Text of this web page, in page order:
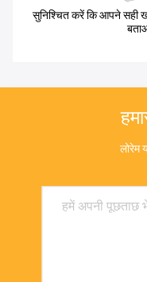
सुनिश्चित करें कि आपने सही
लोरेम